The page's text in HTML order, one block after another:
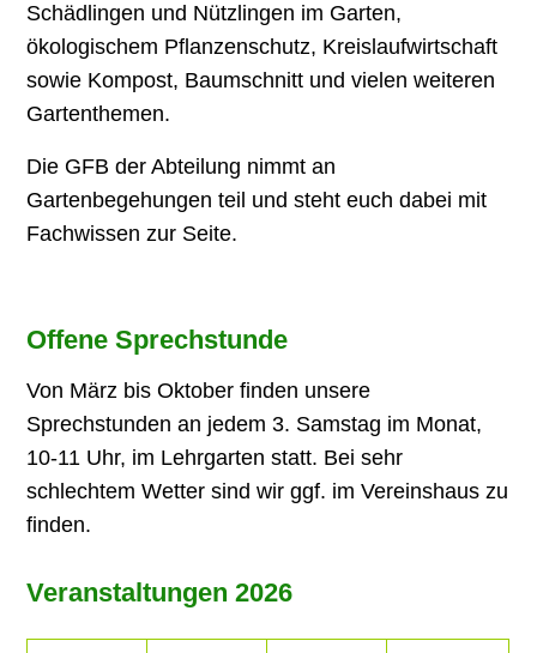
Schädlingen und Nützlingen im Garten,
ökologischem Pflanzenschutz, Kreislaufwirtschaft
sowie Kompost, Baumschnitt und vielen weiteren
Gartenthemen.
Die GFB der Abteilung nimmt an
Gartenbegehungen teil und steht euch dabei mit
Fachwissen zur Seite.
Offene Sprechstunde
Von März bis Oktober finden unsere
Sprechstunden an jedem 3. Samstag im Monat,
10-11 Uhr, im Lehrgarten statt. Bei sehr
schlechtem Wetter sind wir ggf. im Vereinshaus zu
finden.
Veranstaltungen 2026